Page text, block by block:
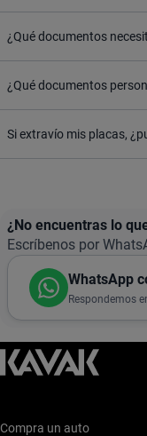
¿Qué documentos
¿Qué documentos
Si extravío mis placas,
¿No encuentras lo
Escríbenos por
WhatsApp
Respondemos
Compra un auto